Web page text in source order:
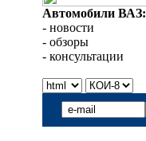
Автомобили ВАЗ:
- новости
- обзоры
- консультации